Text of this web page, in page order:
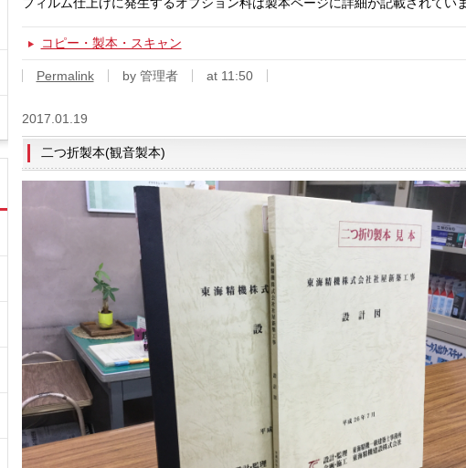
コピー・製本・スキャン
Permalink by 管理者 at 11:50
2017.01.19
二つ折製本(観音製本)